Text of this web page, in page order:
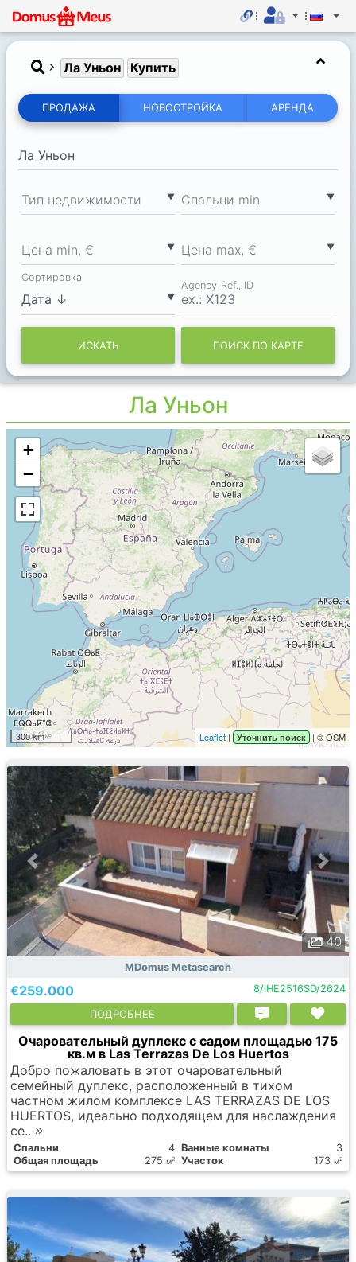
Ла Уньон Купить
ПРОДАЖА НОВОСТРОЙКА АРЕНДА
▼
Тип недвижимости ▼
Спальни min
▼
Цена min, € ▼
Цена max, €
▼
Сортировка
Agency Ref., ID
ИСКАТЬ ПОИСК ПО КАРТЕ
Ла Уньон
+
−
300 km Leaflet | Уточнить поиск | © OSM
40
MDomus Metasearch
€259.000 8/IHE2516SD/2624
ПОДРОБНЕЕ
Очаровательный дуплекс с садом площадью 175
кв.м в Las Terrazas De Los Huertos
Добро пожаловать в этот очаровательный
семейный дуплекс, расположенный в тихом
частном жилом комплексе LAS TERRAZAS DE LOS
HUERTOS, идеально подходящем для наслаждения
се..
Спальни 4 Ванные комнаты
3
Общая площадь
275 м2 Участок 173 м2